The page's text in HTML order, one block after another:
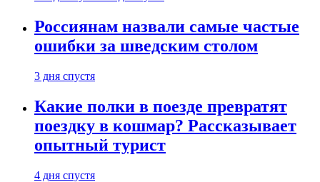
Россиянам назвали самые частые
ошибки за шведским столом
3 дня спустя
Какие полки в поезде превратят
поездку в кошмар? Рассказывает
опытный турист
4 дня спустя